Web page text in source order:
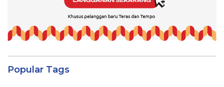
Popular Tags